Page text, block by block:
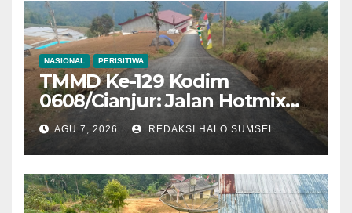
NASIONAL PERISITIWA
TMMD Ke-129 Kodim
0608/Cianjur: Jalan Hotmix
Kampung RT 07/03 Tuntas
100 Persen, Manfaat Nyata
Mulai Dinikmati Warga
AGU 7, 2026 REDAKSI HALO SUMSEL